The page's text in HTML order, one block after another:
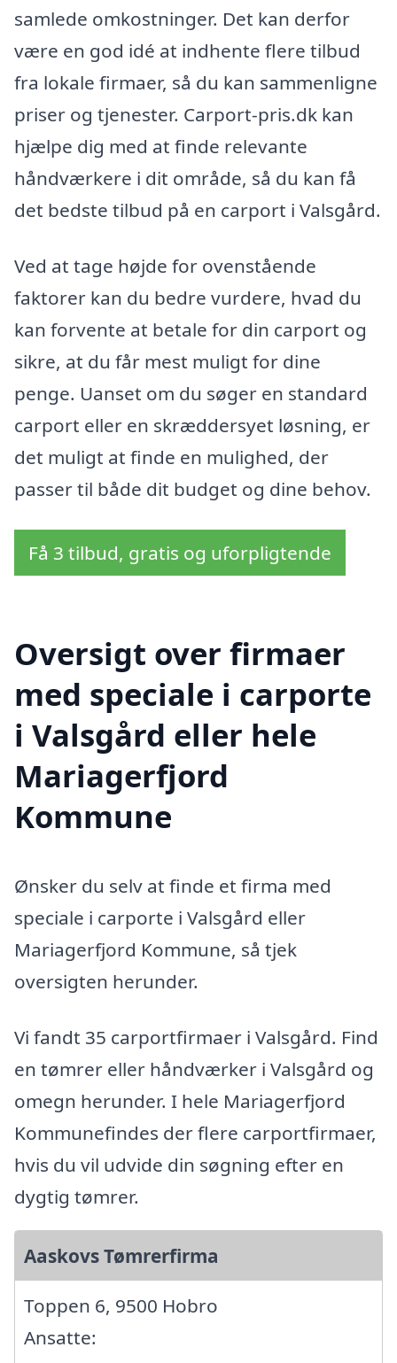
samlede omkostninger. Det kan derfor
være en god idé at indhente flere tilbud
fra lokale firmaer, så du kan sammenligne
priser og tjenester. Carport-pris.dk kan
hjælpe dig med at finde relevante
håndværkere i dit område, så du kan få
det bedste tilbud på en carport i Valsgård.
Ved at tage højde for ovenstående
faktorer kan du bedre vurdere, hvad du
kan forvente at betale for din carport og
sikre, at du får mest muligt for dine
penge. Uanset om du søger en standard
carport eller en skræddersyet løsning, er
det muligt at finde en mulighed, der
passer til både dit budget og dine behov.
Få 3 tilbud, gratis og uforpligtende
Oversigt over firmaer
med speciale i carporte
i Valsgård eller hele
Mariagerfjord
Kommune
Ønsker du selv at finde et firma med
speciale i carporte i Valsgård eller
Mariagerfjord Kommune, så tjek
oversigten herunder.
Vi fandt 35 carportfirmaer i Valsgård. Find
en tømrer eller håndværker i Valsgård og
omegn herunder. I hele Mariagerfjord
Kommunefindes der flere carportfirmaer,
hvis du vil udvide din søgning efter en
dygtig tømrer.
Aaskovs Tømrerfirma
Toppen 6, 9500 Hobro
Ansatte: